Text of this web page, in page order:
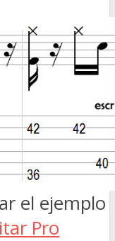
el ejemplo
Pro